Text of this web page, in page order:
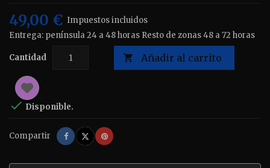
49,00 € Impuestos incluidos
Entrega: península 24 a 48 horas Resto de zonas 48 a 72 horas
Cantidad  Añadir al carrito
 Disponible.
Compartir Compartir
TuitearPinterest